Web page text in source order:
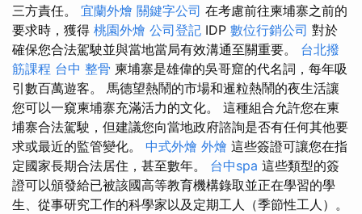
三方責任。 宜蘭外燴 關鍵字公司 在考慮前往柬埔寨之前的
要求時，獲得 桃園外燴 公司登記 IDP 數位行銷公司 對於
確保您合法駕駛並與當地當局有效溝通至關重要。 台北撥
筋課程 台中 整骨 柬埔寨是雄偉的吳哥窟的代名詞，每年吸
引數百萬遊客。 馬德望熱鬧的市場和暹粒熱鬧的夜生活讓
您可以一窺柬埔寨充滿活力的文化。 這種組合允許您在柬
埔寨合法駕駛，但建議您向當地政府諮詢是否有任何其他要
求或最近的監管變化。 中式外燴 外燴 這些簽證可讓您在指
定國家長期合法居住，甚至數年。 台中spa 這些類型的簽
證可以頒發給已被該國高等教育機構錄取並正在學習的學
生、從事研究工作的科學家以及定期工人（季節性工人）。